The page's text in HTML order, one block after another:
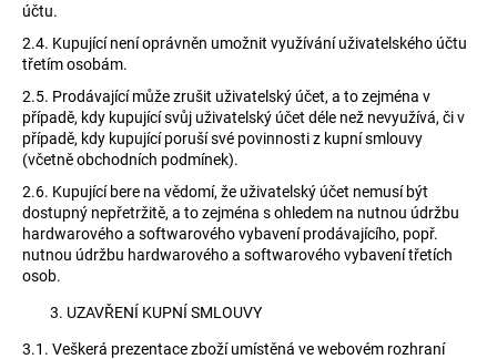
účtu.
2.4. Kupující není oprávněn umožnit využívání uživatelského účtu
třetím osobám.
2.5. Prodávající může zrušit uživatelský účet, a to zejména v
případě, kdy kupující svůj uživatelský účet déle než nevyužívá, či v
případě, kdy kupující poruší své povinnosti z kupní smlouvy
(včetně obchodních podmínek).
2.6. Kupující bere na vědomí, že uživatelský účet nemusí být
dostupný nepřetržitě, a to zejména s ohledem na nutnou údržbu
hardwarového a softwarového vybavení prodávajícího, popř.
nutnou údržbu hardwarového a softwarového vybavení třetích
osob.
UZAVŘENÍ KUPNÍ SMLOUVY
3.1. Veškerá prezentace zboží umístěná ve webovém rozhraní